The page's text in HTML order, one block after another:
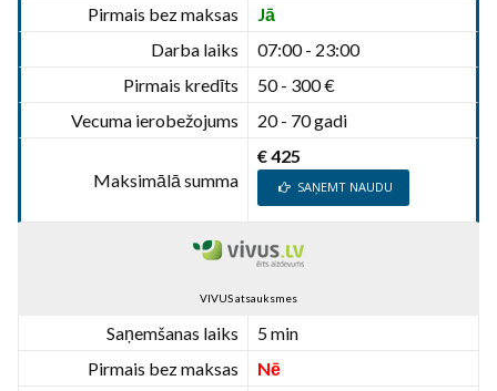
Pirmais bez maksas
Jā
Darba laiks
07:00 - 23:00
Pirmais kredīts
50 - 300 €
Vecuma ierobežojums
20 - 70 gadi
Maksimālā summa
€ 425
SAŅEMT NAUDU
VIVUS atsauksmes
Saņemšanas laiks
5 min
Pirmais bez maksas
Nē